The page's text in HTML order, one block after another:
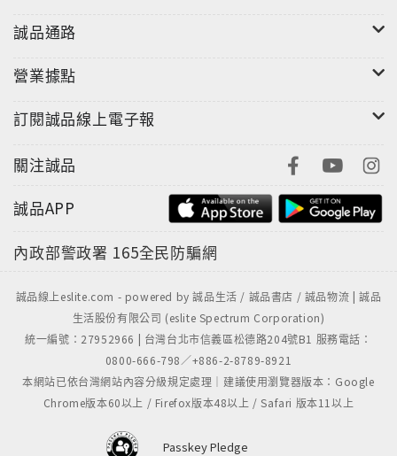
誠品通路
營業據點
訂閱誠品線上電子報
關注誠品
誠品APP
內政部警政署 165全民防騙網
誠品線上eslite.com - powered by 誠品生活 / 誠品書店 / 誠品物流 | 誠品
生活股份有限公司 (eslite Spectrum Corporation)
統一編號：27952966 | 台灣台北市信義區松德路204號B1 服務電話：
0800-666-798／+886-2-8789-8921
本網站已依台灣網站內容分級規定處理｜建議使用瀏覽器版本：Google
Chrome版本60以上 / Firefox版本48以上 / Safari 版本11以上
Passkey Pledge